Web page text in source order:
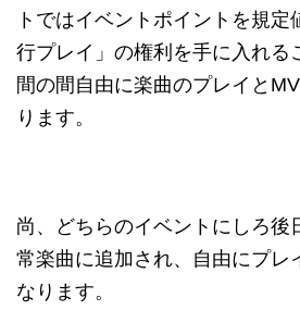
トではイベントポイントを規
行プレイ」の権利を手に入れる
間の間自由に楽曲のプレイと
ります。
尚、どちらのイベントにしろ後
常楽曲に追加され、自由にプレ
なります。